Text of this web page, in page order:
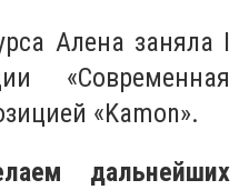
Алена заняла I
«Современная
«Kamon».
дальнейших